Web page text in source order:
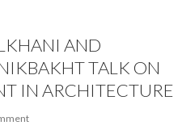
AND
TALK ON
IN ARCHITECTURE